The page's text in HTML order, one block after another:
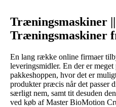
Træningsmaskiner
Træningsmaskiner
En lang række online firmaer
leveringsmidler. En der er
pakkeshoppen, hvor det er
produkter præcis når det passer
særligt nem, samt tit desuden
ved køb af Master BioMotion